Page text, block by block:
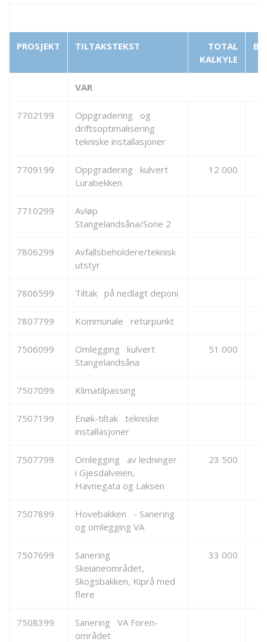
PROSJEKT TILTAKSTEKST
TOTAL
KALKYLE
VAR
7702199
Oppgradering og
driftsoptimalisering
tekniske installasjoner
7709199
Oppgradering kulvert
Lurabekken
12 000
7710299
Avløp
Stangelandsåna/Sone 2
7806299
Avfallsbeholdere/teknisk
utstyr
7806599 Tiltak på nedlagt deponi
7807799 Kommunale returpunkt
7506099
Omlegging kulvert
Stangelandsåna
51 000
7507099 Klimatilpassing
7507199
Enøk-tiltak tekniske
installasjoner
7507799
Omlegging av ledninger
i Gjesdalveien,
Havnegata og Laksen
23 500
7507899
Hovebakken - Sanering
og omlegging VA
7507699
Sanering
Skeianeområdet,
Skogsbakken, Kiprå med
flere
33 000
7508399
Sanering VA Foren-
området